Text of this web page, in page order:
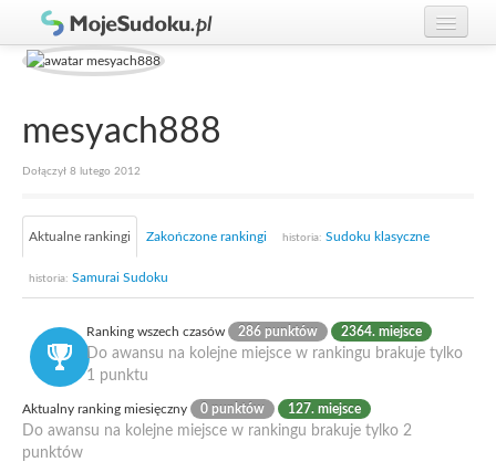
Graj w Sudoku!
mesyach888
Dołączył 8 lutego 2012
Aktualne rankingi Zakończone rankingi historia: Sudoku klasyczne
historia: Samurai Sudoku
Ranking wszech czasów 286 punktów 2364. miejsce
Do awansu na kolejne miejsce w rankingu brakuje tylko
1 punktu
Aktualny ranking miesięczny 0 punktów 127. miejsce
Do awansu na kolejne miejsce w rankingu brakuje tylko 2
punktów